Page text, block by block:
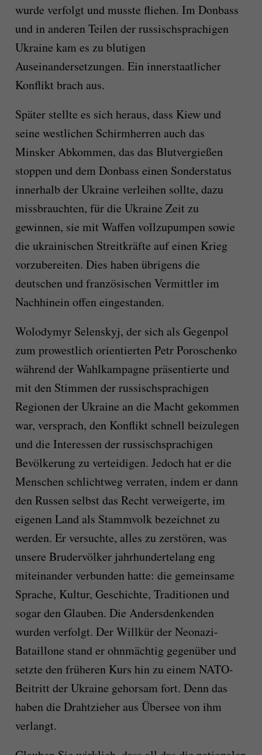
wurde verfolgt und musste fliehen. Im Donbass
und in anderen Teilen der russischsprachigen
Ukraine kam es zu blutigen
Auseinandersetzungen. Ein innerstaatlicher
Konflikt brach aus.
Später stellte es sich heraus, dass Kiew und
seine westlichen Schirmherren auch das
Minsker Abkommen, das das Blutvergießen
stoppen und dem Donbass einen Sonderstatus
innerhalb der Ukraine verleihen sollte, dazu
missbrauchten, für die Ukraine Zeit zu
gewinnen, sie mit Waffen vollzupumpen sowie
die ukrainischen Streitkräfte auf einen Krieg
vorzubereiten. Dies haben übrigens die
deutschen und französischen Vermittler im
Nachhinein offen eingestanden.
Wolodymyr Selenskyj, der sich als Gegenpol
zum prowestlich orientierten Petr Poroschenko
während der Wahlkampagne präsentierte und
mit den Stimmen der russischsprachigen
Regionen der Ukraine an die Macht gekommen
war, versprach, den Konflikt schnell beizulegen
und die Interessen der russischsprachigen
Bevölkerung zu verteidigen. Jedoch hat er die
Menschen schlichtweg verraten, indem er dann
den Russen selbst das Recht verweigerte, im
eigenen Land als Stammvolk bezeichnet zu
werden. Er versuchte, alles zu zerstören, was
unsere Brudervölker jahrhundertelang eng
miteinander verbunden hatte: die gemeinsame
Sprache, Kultur, Geschichte, Traditionen und
sogar den Glauben. Die Andersdenkenden
wurden verfolgt. Der Willkür der Neonazi-
Bataillone stand er ohnmächtig gegenüber und
setzte den früheren Kurs hin zu einem NATO-
Beitritt der Ukraine gehorsam fort. Denn das
haben die Drahtzieher aus Übersee von ihm
verlangt.